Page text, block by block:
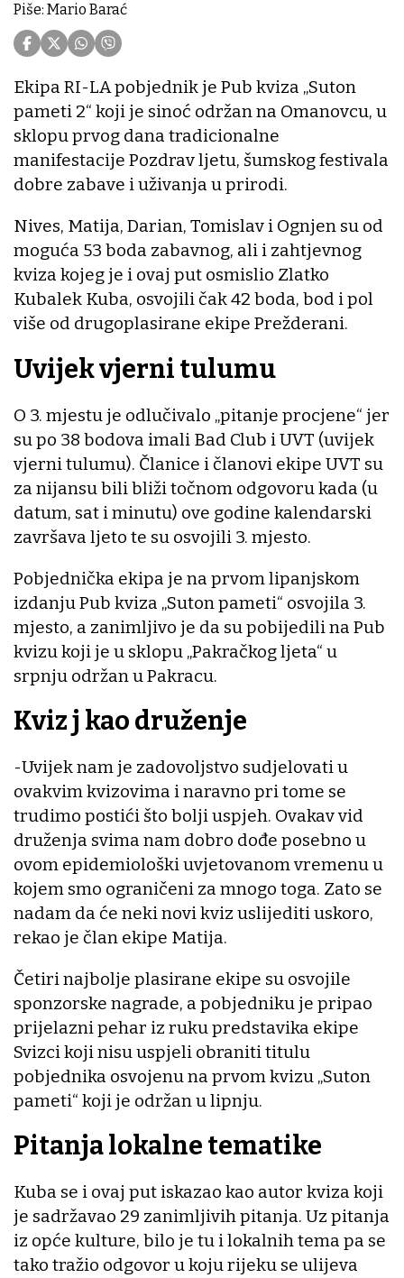
Piše: Mario Barać
Ekipa RI-LA pobjednik je Pub kviza „Suton
pameti 2“ koji je sinoć održan na Omanovcu, u
sklopu prvog dana tradicionalne
manifestacije Pozdrav ljetu, šumskog festivala
dobre zabave i uživanja u prirodi.
Nives, Matija, Darian, Tomislav i Ognjen su od
moguća 53 boda zabavnog, ali i zahtjevnog
kviza kojeg je i ovaj put osmislio Zlatko
Kubalek Kuba, osvojili čak 42 boda, bod i pol
više od drugoplasirane ekipe Prežderani.
Uvijek vjerni tulumu
O 3. mjestu je odlučivalo „pitanje procjene“ jer
su po 38 bodova imali Bad Club i UVT (uvijek
vjerni tulumu). Članice i članovi ekipe UVT su
za nijansu bili bliži točnom odgovoru kada (u
datum, sat i minutu) ove godine kalendarski
završava ljeto te su osvojili 3. mjesto.
Pobjednička ekipa je na prvom lipanjskom
izdanju Pub kviza „Suton pameti“ osvojila 3.
mjesto, a zanimljivo je da su pobijedili na Pub
kvizu koji je u sklopu „Pakračkog ljeta“ u
srpnju održan u Pakracu.
Kviz j kao druženje
-Uvijek nam je zadovoljstvo sudjelovati u
ovakvim kvizovima i naravno pri tome se
trudimo postići što bolji uspjeh. Ovakav vid
druženja svima nam dobro dođe posebno u
ovom epidemiološki uvjetovanom vremenu u
kojem smo ograničeni za mnogo toga. Zato se
nadam da će neki novi kviz uslijediti uskoro,
rekao je član ekipe Matija.
Četiri najbolje plasirane ekipe su osvojile
sponzorske nagrade, a pobjedniku je pripao
prijelazni pehar iz ruku predstavika ekipe
Svizci koji nisu uspjeli obraniti titulu
pobjednika osvojenu na prvom kvizu „Suton
pameti“ koji je održan u lipnju.
Pitanja lokalne tematike
Kuba se i ovaj put iskazao kao autor kviza koji
je sadržavao 29 zanimljivih pitanja. Uz pitanja
iz opće kulture, bilo je tu i lokalnih tema pa se
tako tražio odgovor u koju rijeku se ulijeva